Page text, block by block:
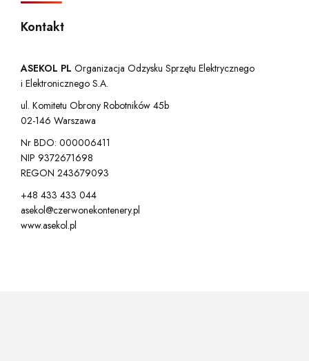
Kontakt
ASEKOL PL Organizacja Odzysku Sprzętu Elektrycznego
i Elektronicznego S.A.
ul. Komitetu Obrony Robotników 45b
02-146 Warszawa
Nr BDO: 000006411
NIP 9372671698
REGON 243679093
+48 433 433 044
asekol@czerwonekontenery.pl
www.asekol.pl